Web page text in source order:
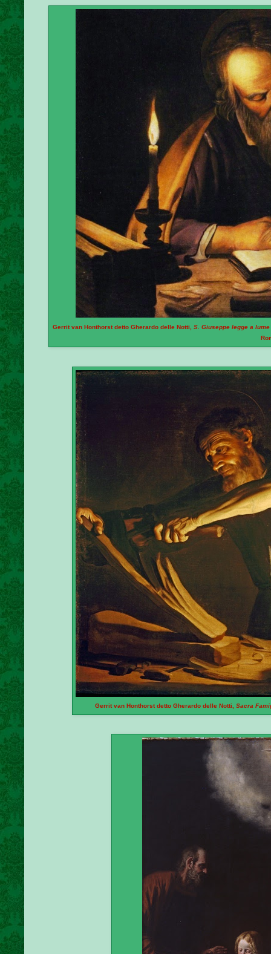
Gerrit van Honthorst detto Gherardo delle Notti, S. Giuseppe legge a
Gerrit van Honthorst detto Gherardo delle Notti, Sacra